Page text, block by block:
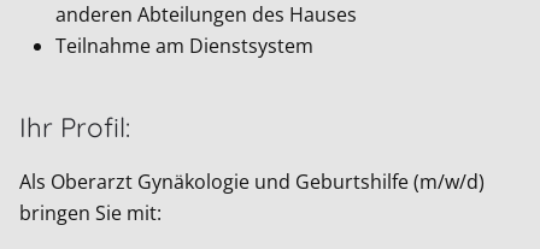
anderen Abteilungen des Hauses
Teilnahme am Dienstsystem
Ihr Profil:
Als Oberarzt Gynäkologie und Geburtshilfe (m/w/d)
bringen Sie mit: